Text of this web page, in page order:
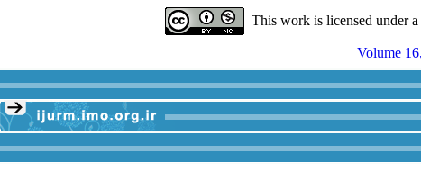
This work is licensed under a